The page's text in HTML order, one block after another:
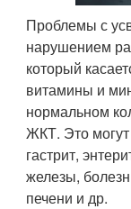
Проблемы с
нарушением
который
витамины и
нормальном
ЖКТ. Это могут
гастрит,
железы,
печени и др.